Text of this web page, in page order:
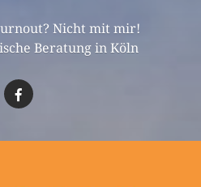
Nicht mit mir!
Beratung in Köln